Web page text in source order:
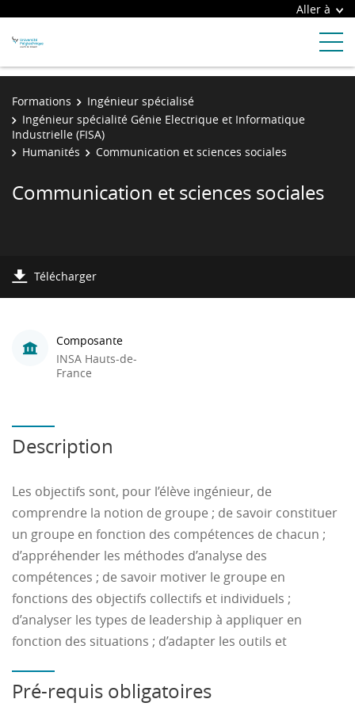
Aller à
Formations
Ingénieur spécialisé
Ingénieur spécialité Génie Electrique et Informatique
Industrielle (FISA)
Humanités
Communication et sciences sociales
Communication et sciences sociales
Télécharger
Composante
INSA Hauts-de-
France
Description
Les objectifs sont, pour l’élève ingénieur, de
comprendre la notion de groupe ; de savoir constituer
un groupe en fonction des compétences de chacun ;
d’appréhender les méthodes d’analyse des
compétences ; de savoir motiver le groupe en
fonctions des objectifs collectifs et individuels ;
d’analyser les types de leadership à appliquer en
fonction des situations ; d’adapter les outils et
Pré-requis obligatoires